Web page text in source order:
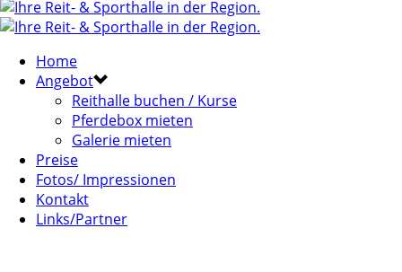
Home
Angebot
Reithalle buchen / Kurse
Pferdebox mieten
Galerie mieten
Preise
Fotos/ Impressionen
Kontakt
Links/Partner